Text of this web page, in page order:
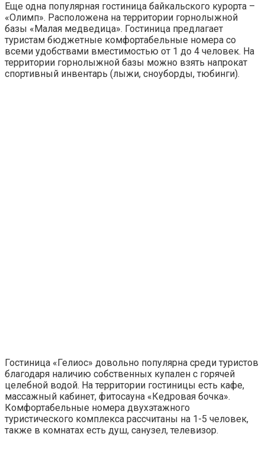
Еще одна популярная гостиница байкальского курорта –
«Олимп». Расположена на территории горнолыжной
базы «Малая медведица». Гостиница предлагает
туристам бюджетные комфортабельные номера со
всеми удобствами вместимостью от 1 до 4 человек. На
территории горнолыжной базы можно взять напрокат
спортивный инвентарь (лыжи, сноуборды, тюбинги).
Гостиница «Гелиос» довольно популярна среди туристов
благодаря наличию собственных купален с горячей
целебной водой. На территории гостиницы есть кафе,
массажный кабинет, фитосауна «Кедровая бочка».
Комфортабельные номера двухэтажного
туристического комплекса рассчитаны на 1-5 человек,
также в комнатах есть душ, санузел, телевизор.